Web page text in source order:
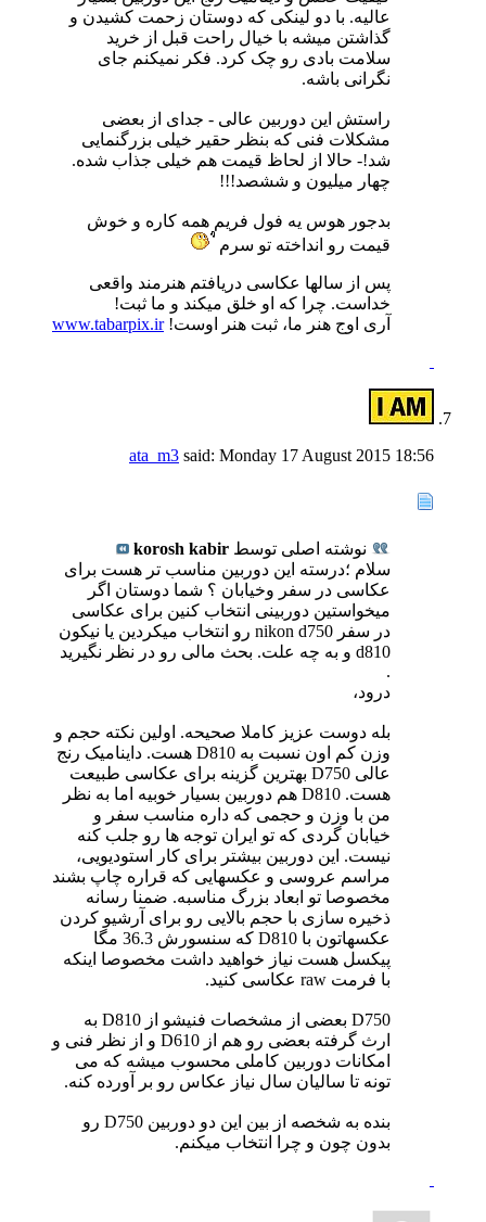
عالیه. با دو لینکی که دوستان زحمت کشیدن و
گذاشتن میشه با خیال راحت قبل از خرید
سلامت بادی رو چک کرد. فکر نمیکنم جای
نگرانی باشه.
راستش این دوربین عالی - جدای از بعضی
مشکلات فنی که بنظر حقیر خیلی بزرگنمایی
شد!- حالا از لحاظ قیمت هم خیلی جذاب شده.
چهار میلیون و ششصد!!!
بدجور هوس یه فول فریم همه کاره و خوش
قیمت رو انداخته تو سرم
پس از سالها عکاسی دریافتم هنرمند واقعی
خداست. چرا که او خلق میکند و ما ثبت!
آری اوج هنر ما، ثبت هنر اوست!www.tabarpix.ir
ata_m3 said: Monday 17 August 2015 18:56
نوشته اصلی توسط korosh kabir
سلام ؛درسته این دوربین مناسب تر هست برای
عکاسی در سفر وخیابان ؟ شما دوستان اگر
میخواستین دوربینی انتخاب کنین برای عکاسی
در سفر nikon d750 رو انتخاب میکردین یا نیکون
d810 و به چه علت. بحث مالی رو در نظر نگیرید
.
درود،
بله دوست عزیز کاملا صحیحه. اولین نکته حجم و
وزن کم اون نسبت به D810 هست. داینامیک رنج
عالی D750 بهترین گزینه برای عکاسی طبیعت
هست. D810 هم دوربین بسیار خوبیه اما به نظر
من با وزن و حجمی که داره مناسب سفر و
خیابان گردی که تو ایران توجه ها رو جلب کنه
نیست. این دوربین بیشتر برای کار استودیویی،
مراسم عروسی و عکسهایی که قراره چاپ بشند
مخصوصا تو ابعاد بزرگ مناسبه. ضمنا رسانه
ذخیره سازی با حجم بالایی رو برای آرشیو کردن
عکسهاتون با D810 که سنسورش 36.3 مگا
پیکسل هست نیاز خواهید داشت مخصوصا اینکه
با فرمت raw عکاسی کنید.
D750 بعضی از مشخصات فنیشو از D810 به
ارث گرفته بعضی رو هم از D610 و از نظر فنی و
امکانات دوربین کاملی محسوب میشه که می
تونه تا سالیان سال نیاز عکاس رو بر آورده کنه.
بنده به شخصه از بین این دو دوربین D750 رو
بدون چون و چرا انتخاب میکنم.